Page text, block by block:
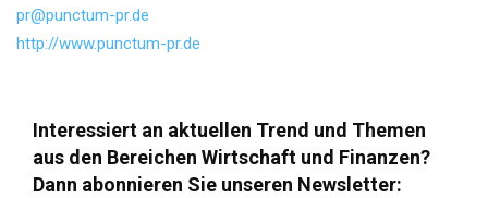
pr@punctum-pr.de
http://www.punctum-pr.de
Interessiert an aktuellen Trend und Themen
aus den Bereichen Wirtschaft und Finanzen?
Dann abonnieren Sie unseren Newsletter: